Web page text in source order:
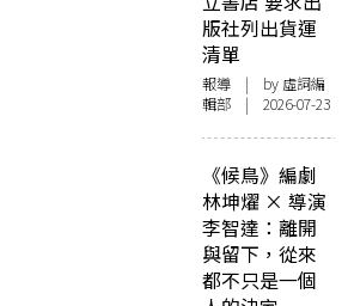
版社列出貨運
清單
報導 | by 虛詞編
輯部 | 2026-07-23
《候鳥》編劇
林坤燿 × 導演
李智達：離開
與留下，從來
都不只是一個